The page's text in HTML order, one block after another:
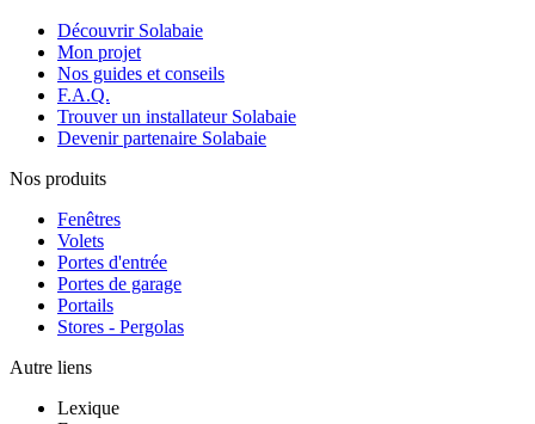
Découvrir Solabaie
Mon projet
Nos guides et conseils
F.A.Q.
Trouver un installateur Solabaie
Devenir partenaire Solabaie
Nos produits
Fenêtres
Volets
Portes d'entrée
Portes de garage
Portails
Stores - Pergolas
Autre liens
Lexique